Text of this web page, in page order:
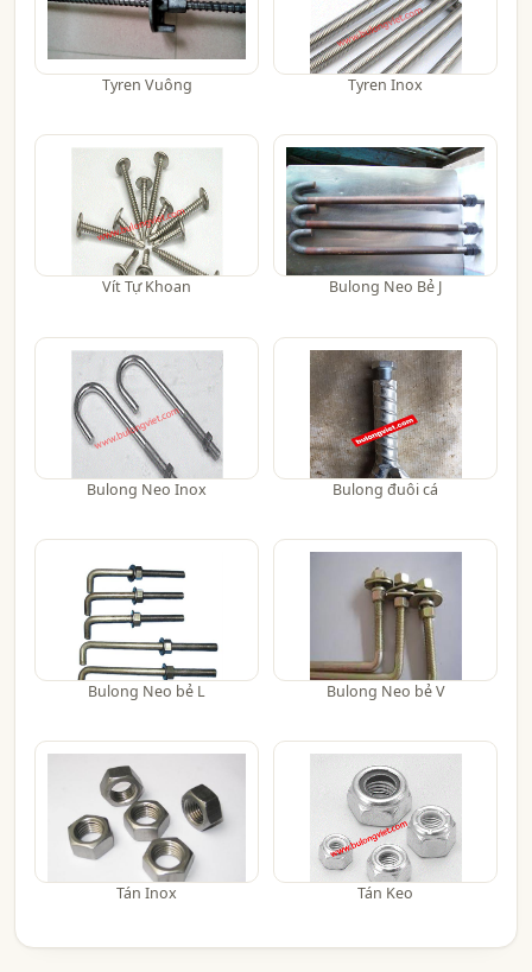
Tyren Vuông Tyren Inox
Vít Tự Khoan Bulong Neo Bẻ J
Bulong Neo Inox Bulong đuôi cá
Bulong Neo bẻ L Bulong Neo bẻ V
Tán Inox Tán Keo